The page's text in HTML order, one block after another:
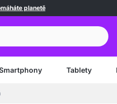
planetě
Tablety